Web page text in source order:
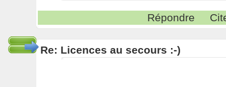
Répondre
Re: Licences au secours :-)